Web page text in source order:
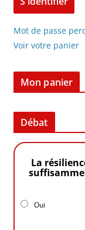
Mot de passe
Voir votre panier
Mon panier
Débat
La
Oui